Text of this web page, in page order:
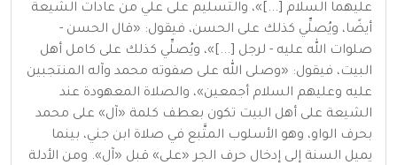
عليهما السلام [...]»، والتسليم على علي من عادات الشيعة
أيضًا، ويُصلِّي كذلك على الحسن، فيقول: «قال الحسن -
صلوات الله عليه - لرجل [...]»، ويُصلِّي كذلك على كامل أهل
البيت، فيقول: «وصلى الله على صفوته محمد وآله المنتجبين
عليه وعليهم السلام أجمعين»، والصلاة المعهودة عند
الشيعة على أهل البيت تكون بعطف كلمة «آل» على محمد
بحرف الواو، وهو الأسلوب المتَّبع في صلاة ابن جني، بينما
يميل السنة إلى إدخال حرف الجر «على» قبل «آل». ومن الأدلة